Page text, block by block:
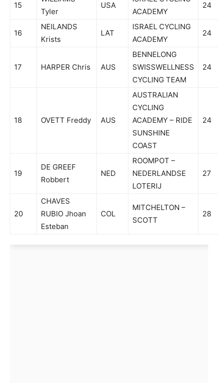
15
Tyler
USA
ACADEMY
24
16
NEILANDS
Krists
LAT
ISRAEL CYCLING
ACADEMY
24
17 HARPER Chris AUS
BENNELONG
SWISSWELLNESS
CYCLING TEAM
24
18 OVETT Freddy AUS
AUSTRALIAN
CYCLING
ACADEMY – RIDE
SUNSHINE
COAST
24
19
DE GREEF
Robbert
NED
ROOMPOT –
NEDERLANDSE
LOTERIJ
27
20
CHAVES
RUBIO Jhoan
Esteban
COL
MITCHELTON –
SCOTT
28